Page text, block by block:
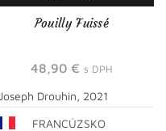
Pouilly Fuissé
48,90 € s DPH
Joseph Drouhin, 2021
FRANCÚZSKO